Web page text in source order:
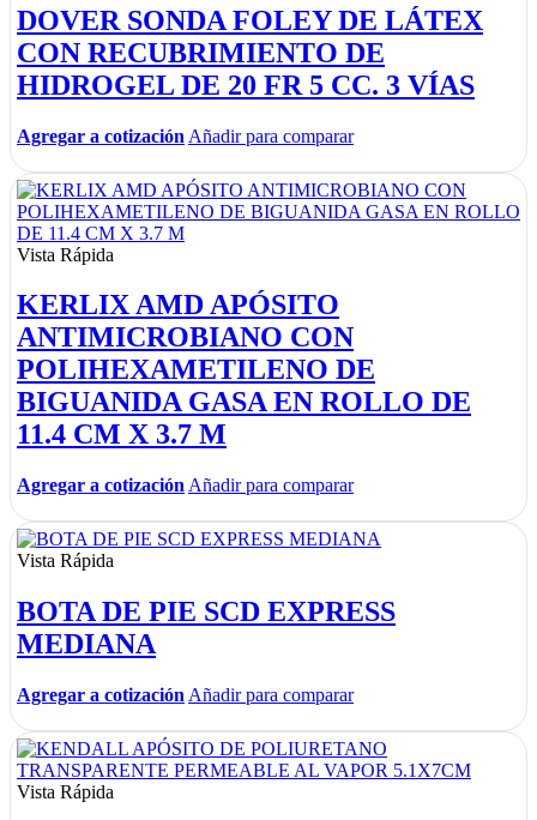
DOVER SONDA FOLEY DE LÁTEX
CON RECUBRIMIENTO DE
HIDROGEL DE 20 FR 5 CC. 3 VÍAS
Agregar a cotización Añadir para comparar
Vista Rápida
KERLIX AMD APÓSITO
ANTIMICROBIANO CON
POLIHEXAMETILENO DE
BIGUANIDA GASA EN ROLLO DE
11.4 CM X 3.7 M
Agregar a cotización Añadir para comparar
Vista Rápida
BOTA DE PIE SCD EXPRESS
MEDIANA
Agregar a cotización Añadir para comparar
Vista Rápida